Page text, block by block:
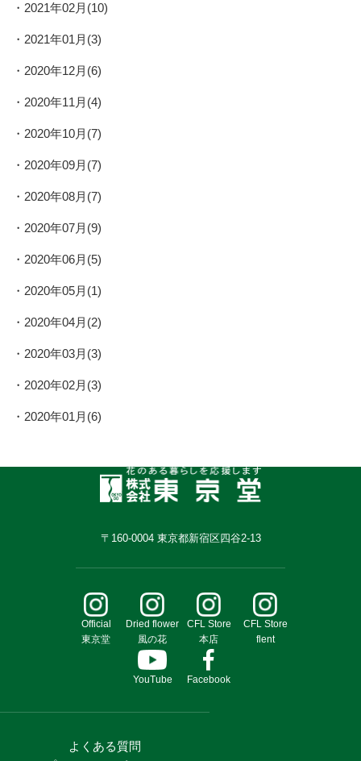
2021年02月(10)
2021年01月(3)
2020年12月(6)
2020年11月(4)
2020年10月(7)
2020年09月(7)
2020年08月(7)
2020年07月(9)
2020年06月(5)
2020年05月(1)
2020年04月(2)
2020年03月(3)
2020年02月(3)
2020年01月(6)
〒160-0004 東京都新宿区四谷2-13
Official
東京堂
Dried flower
風の花
CFL Store
本店
CFL Store
flent
YouTube Facebook
よくある質問